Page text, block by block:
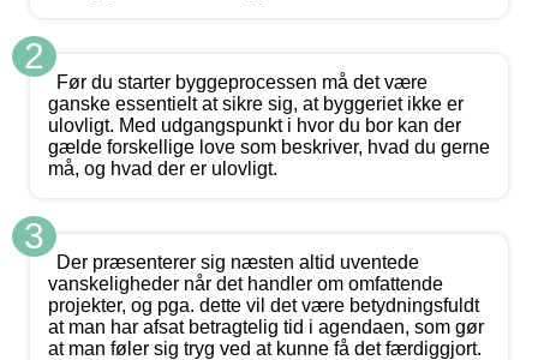
2
Før du starter byggeprocessen må det være
ganske essentielt at sikre sig, at byggeriet ikke er
ulovligt. Med udgangspunkt i hvor du bor kan der
gælde forskellige love som beskriver, hvad du gerne
må, og hvad der er ulovligt.
3
Der præsenterer sig næsten altid uventede
vanskeligheder når det handler om omfattende
projekter, og pga. dette vil det være betydningsfuldt
at man har afsat betragtelig tid i agendaen, som gør
at man føler sig tryg ved at kunne få det færdiggjort.